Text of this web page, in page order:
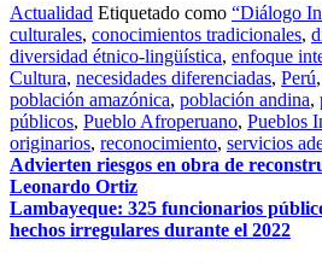
Actualidad Etiquetado como “Diálogo
culturales, conocimientos tradicionales,
diversidad étnico-lingüística, enfoque
Cultura, necesidades diferenciadas, Perú,
población amazónica, población andina,
públicos, Pueblo Afroperuano, Pueblos
originarios, reconocimiento, servicios
Navegación
de
entradas
Advierten riesgos en obra de
Leonardo Ortiz
Lambayeque: 325 funcionarios
hechos irregulares durante el 2022